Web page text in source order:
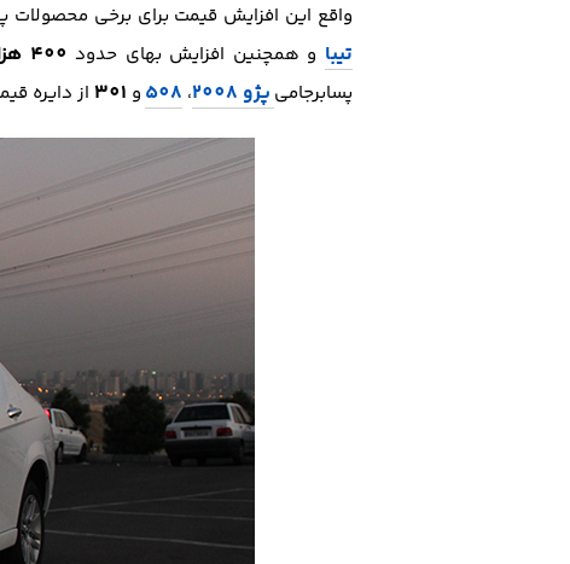
واقع این افزایش قیمت برای برخی محصولات
تیبا و همچنین افزایش بهای حدود 400 هزار تومانی
پسابرجامی پژو 2008 ، 508 و 301 از دایره